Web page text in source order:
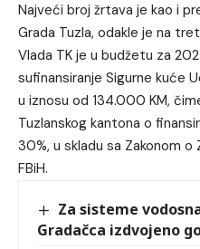
Najveći broj žrtava je kao i
Grada Tuzla, odakle je na
Vlada TK je u budžetu za
sufinansiranje Sigurne kuće
u iznosu od 134.000 KM,
Tuzlanskog kantona o
30%, u skladu sa Zakonom
FBiH.
Za sisteme
Gradačca izdvojeno